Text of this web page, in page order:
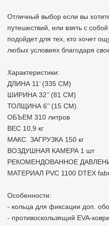
Отличный выбор если вы
путешествий, или взять с
подойдет для тех, кто хочет
любых условиях благодаря
Характеристики:
ДЛИНА 11’ (335 CM)
ШИРИНА 32’’ (81 CM)
ТОЛЩИНА 6’’ (15 CM)
ОБЪЕМ 310 литров
ВЕС 10,9 кг
МАКС. ЗАГРУЗКА 150 кг
ВОЗДУШНАЯ КАМЕРА 1 шт
РЕКОМЕНДОВАННОЕ
МАТЕРИАЛ PVC 1100 DTEX
Особенности:
- кольца для фиксации доп.
- противоскользящий EVA-